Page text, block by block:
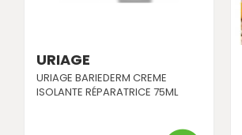
URIAGE
URIAGE BARIEDERM CREME
ISOLANTE RÉPARATRICE 75ML